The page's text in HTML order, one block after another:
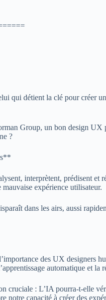
qui détient la clé pour créer
Group, un bon design
?
interprètent, prédisent
expérience utilisateur.
dans les airs, aussi
des UX designers
automatique et la
cruciale : L’IA pourra-t-elle
notre capacité à créer des